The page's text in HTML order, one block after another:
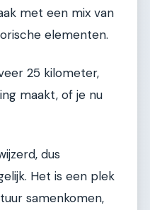
met een mix van
elementen.
25 kilometer,
maakt, of je nu
dus
Het is een plek
samenkomen,